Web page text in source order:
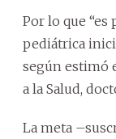
Por lo que “es
pediátrica
según estimó
a la Salud,
La meta